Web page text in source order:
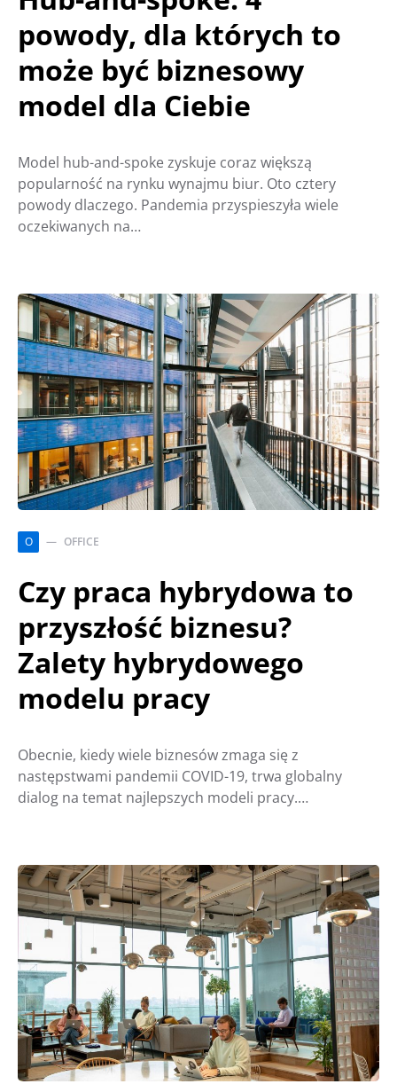
powody, dla których to
może być biznesowy
model dla Ciebie
Model hub-and-spoke zyskuje coraz większą
popularność na rynku wynajmu biur. Oto cztery
powody dlaczego. Pandemia przyspieszyła wiele
oczekiwanych na…
O OFFICE
Czy praca hybrydowa to
przyszłość biznesu?
Zalety hybrydowego
modelu pracy
Obecnie, kiedy wiele biznesów zmaga się z
następstwami pandemii COVID-19, trwa globalny
dialog na temat najlepszych modeli pracy.…